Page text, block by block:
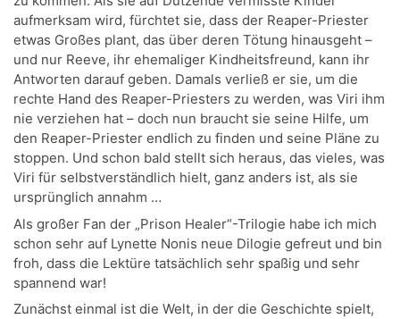
aufmerksam wird, fürchtet sie, dass der Reaper-Priester
etwas Großes plant, das über deren Tötung hinausgeht –
und nur Reeve, ihr ehemaliger Kindheitsfreund, kann ihr
Antworten darauf geben. Damals verließ er sie, um die
rechte Hand des Reaper-Priesters zu werden, was Viri ihm
nie verziehen hat – doch nun braucht sie seine Hilfe, um
den Reaper-Priester endlich zu finden und seine Pläne zu
stoppen. Und schon bald stellt sich heraus, das vieles, was
Viri für selbstverständlich hielt, ganz anders ist, als sie
ursprünglich annahm …
Als großer Fan der „Prison Healer“-Trilogie habe ich mich
schon sehr auf Lynette Nonis neue Dilogie gefreut und bin
froh, dass die Lektüre tatsächlich sehr spaßig und sehr
spannend war!
Zunächst einmal ist die Welt, in der die Geschichte spielt,